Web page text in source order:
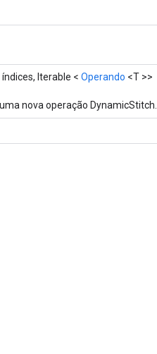
Iterable < Operando <T >>
nova operação DynamicStitch.